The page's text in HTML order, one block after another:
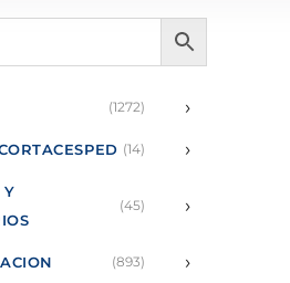
(1272) ›
(14) ›
Y
(45) ›
(893) ›